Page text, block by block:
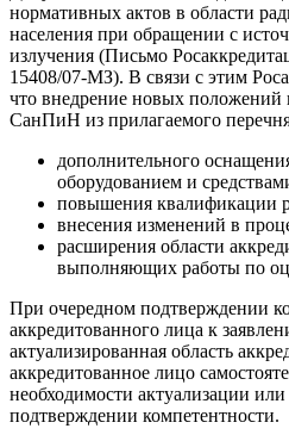
нормативных актов в области
населения при обращении с
излучения (Письмо
15408/07-МЗ). В связи с этим
что внедрение новых положений
СанПиН из прилагаемого
дополнительного
оборудованием и
повышения квалификации
внесения изменений в
расширения области
выполняющих работы по
При очередном подтверждении
аккредитованного лица к
актуализированная область
аккредитованное лицо
необходимости актуализации
подтверждении компетентности.